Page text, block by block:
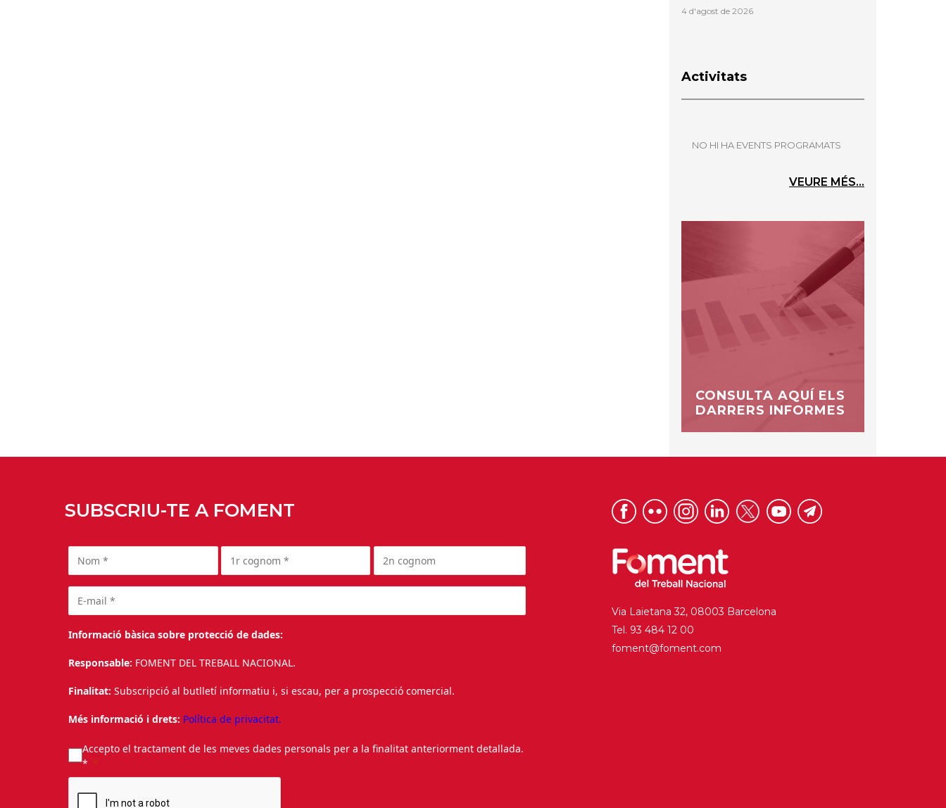
4 d'agost de 2026
Activitats
NO HI HA EVENTS PROGRAMATS
VEURE MÉS...
CONSULTA AQUÍ ELS
DARRERS INFORMES
SUBSCRIU-TE A FOMENT
Informació bàsica sobre protecció de dades:
Responsable: FOMENT DEL TREBALL NACIONAL.
Finalitat: Subscripció al butlletí informatiu i, si escau, per a prospecció comercial.
Més informació i drets: Política de privacitat.
Accepto el tractament de les meves dades personals per a la finalitat anteriorment detallada.
*
Via Laietana 32, 08003 Barcelona
Tel. 93 484 12 00
foment@foment.com